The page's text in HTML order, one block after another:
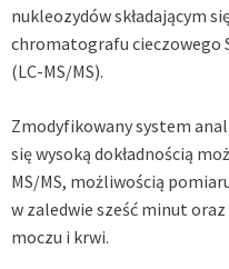
nukleozydów składającym
chromatografu cieczowego
(LC-MS/MS).
Zmodyfikowany system
się wysoką dokładnością
MS/MS, możliwością
w zaledwie sześć minut
moczu i krwi.